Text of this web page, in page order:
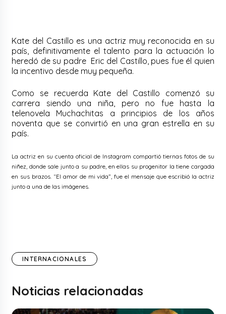
Kate del Castillo es una actriz muy reconocida en su
país, definitivamente el talento para la actuación lo
heredó de su padre Eric del Castillo, pues fue él quien
la incentivo desde muy pequeña.
Como se recuerda Kate del Castillo comenzó su
carrera siendo una niña, pero no fue hasta la
telenovela Muchachitas a principios de los años
noventa que se convirtió en una gran estrella en su
país.
La actriz en su cuenta oficial de Instagram compartió tiernas fotos de su
niñez, donde sale junto a su padre, en ellas su progenitor la tiene cargada
en sus brazos. “El amor de mi vida”, fue el mensaje que escribió la actriz
junto a una de las imágenes.
INTERNACIONALES
Noticias relacionadas